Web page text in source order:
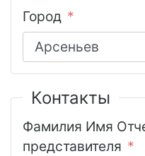
Город
Контакты
Фамилия Имя
представителя